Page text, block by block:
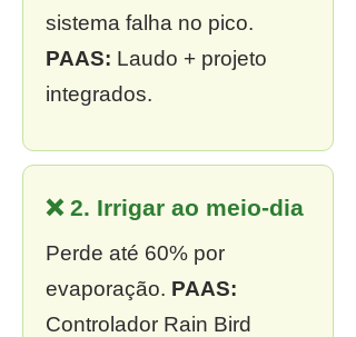
sistema falha no pico.
PAAS: Laudo + projeto
integrados.
❌ 2. Irrigar ao meio-dia
Perde até 60% por
evaporação. PAAS:
Controlador Rain Bird